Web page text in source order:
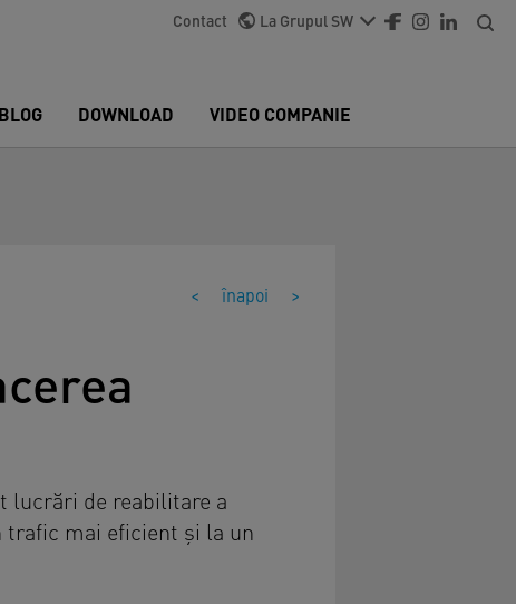
Contact La Grupul SW
BLOG DOWNLOAD VIDEO COMPANIE
< înapoi >
lucrări de reabilitare a
mai eficient și la un